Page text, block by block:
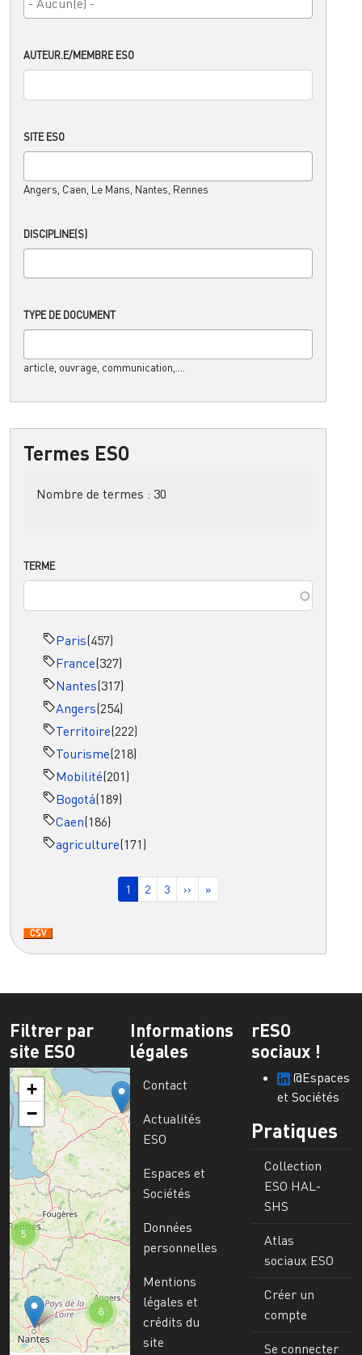
AUTEUR.E/MEMBRE ESO
SITE ESO
Angers, Caen, Le Mans, Nantes, Rennes
DISCIPLINE(S)
TYPE DE DOCUMENT
article, ouvrage, communication,....
Termes ESO
Nombre de termes : 30
TERME
Paris(457)
France(327)
Nantes(317)
Angers(254)
Territoire(222)
Tourisme(218)
Mobilité(201)
Bogotá(189)
Caen(186)
agriculture(171)
Page courante
1 Page
2 Page
3 Page suivante
›› Dernière page
»
Filtrer par
site ESO
6
5
+
−
Informations
légales
Contact
Actualités
ESO
Espaces et
Sociétés
Données
personnelles
Mentions
légales et
crédits du
site
rESO
sociaux !
@Espaces
et Sociétés
Pratiques
Collection
ESO HAL-
SHS
Atlas
sociaux ESO
Créer un
compte
Se connecter